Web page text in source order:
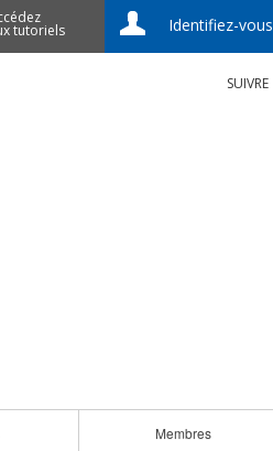
tutoriels Identifiez-vous
SUIVRE
Membres